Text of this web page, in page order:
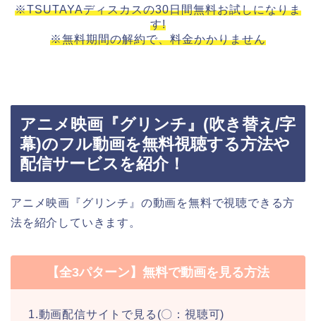
※TSUTAYAディスカスの30日間無料お試しになりま
す!
※無料期間の解約で、料金かかりません
アニメ映画『グリンチ』(吹き替え/字
幕)のフル動画を無料視聴する方法や
配信サービスを紹介！
アニメ映画『グリンチ』の動画を無料で視聴できる方
法を紹介していきます。
【全3パターン】無料で動画を見る方法
1.動画配信サイトで見る(〇：視聴可)